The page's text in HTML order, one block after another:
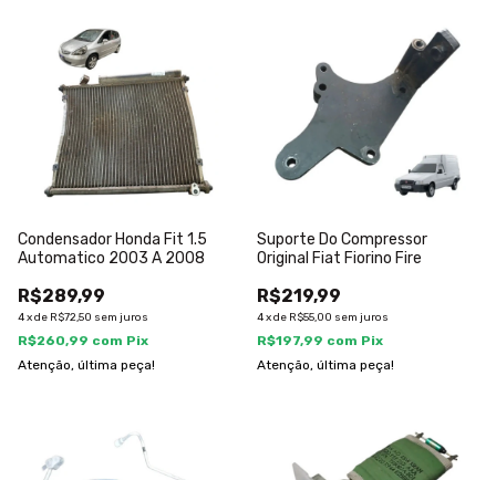
Condensador Honda Fit 1.5
Automatico 2003 A 2008
R$289,99
4xde R$72,50 sem juros
R$260,99 com Pix
Atenção, última peça!
Suporte Do Compressor
Original Fiat Fiorino Fire
R$219,99
4xde R$55,00 sem juros
R$197,99 com Pix
Atenção, última peça!